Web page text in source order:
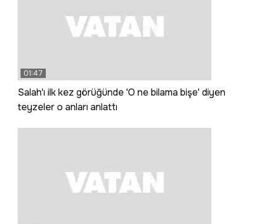
01:47
Salah'ı ilk kez görüğünde 'O ne bilama bişe' diyen
teyzeler o anları anlattı